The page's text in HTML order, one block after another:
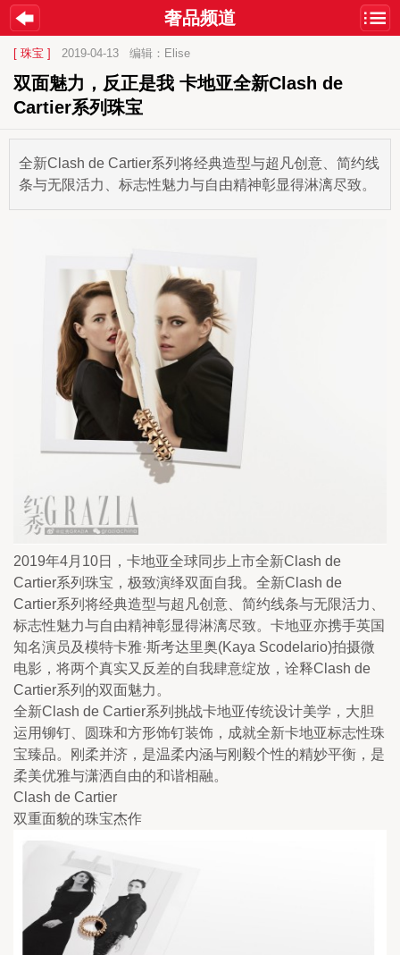
奢品频道
[ 珠宝 ] 2019-04-13 编辑：Elise
双面魅力，反正是我 卡地亚全新Clash de
Cartier系列珠宝
全新Clash de Cartier系列将经典造型与超凡创意、简约线
条与无限活力、标志性魅力与自由精神彰显得淋漓尽致。
2019年4月10日，卡地亚全球同步上市全新Clash de
Cartier系列珠宝，极致演绎双面自我。全新Clash de
Cartier系列将经典造型与超凡创意、简约线条与无限活力、
标志性魅力与自由精神彰显得淋漓尽致。卡地亚亦携手英国
知名演员及模特卡雅·斯考达里奥(Kaya Scodelario)拍摄微
电影，将两个真实又反差的自我肆意绽放，诠释Clash de
Cartier系列的双面魅力。
全新Clash de Cartier系列挑战卡地亚传统设计美学，大胆
运用铆钉、圆珠和方形饰钉装饰，成就全新卡地亚标志性珠
宝臻品。刚柔并济，是温柔内涵与刚毅个性的精妙平衡，是
柔美优雅与潇洒自由的和谐相融。
Clash de Cartier
双重面貌的珠宝杰作